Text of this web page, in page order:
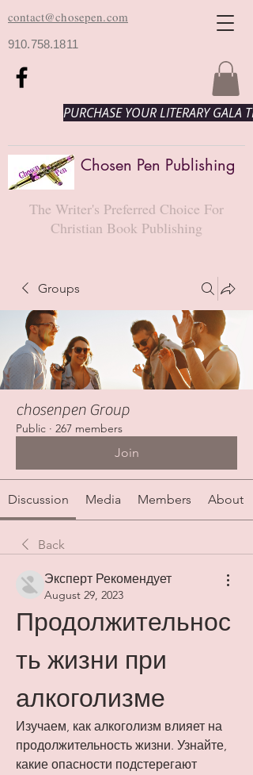
contact@chosepen.com
910.758.1811
PURCHASE YOUR LITERARY GALA
Chosen Pen Publishing
The Writer's Preferred Choice For
Christian Book Publishing
Groups
chosenpen Group
Public · 267 members
Join
Discussion Media Members About
Back
Эксперт Рекомендует
August 29, 2023
Продолжительнос
ть жизни при
алкоголизме
Изучаем, как алкоголизм влияет на
продолжительность жизни. Узнайте,
какие опасности подстерегают